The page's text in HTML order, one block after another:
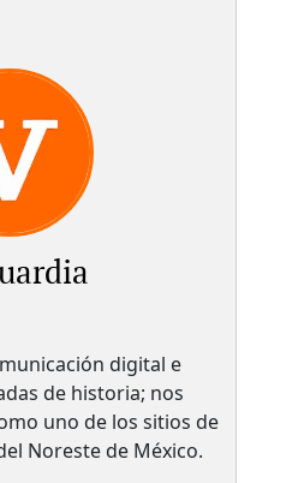
digital e
de historia; nos
uno de los sitios de
Noreste de México.